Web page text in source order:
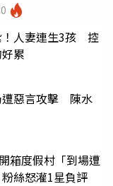
！人妻連生3孩 控
累
遭惡言攻擊 陳水
箱度假村「到場遭
絲怒灌1星負評